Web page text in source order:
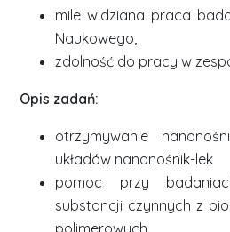
mile widziana praca
Naukowego,
zdolność do pracy w
Opis zadań:
otrzymywanie
układów nanonośnik-lek
pomoc przy
substancji czynnych z